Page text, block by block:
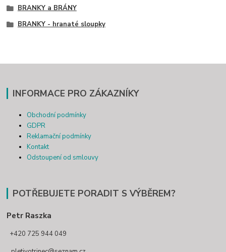
BRANKY a BRÁNY
BRANKY - hranaté sloupky
INFORMACE PRO ZÁKAZNÍKY
Obchodní podmínky
GDPR
Reklamační podmínky
Kontakt
Odstoupení od smlouvy
POTŘEBUJETE PORADIT S VÝBĚREM?
Petr Raszka
+420 725 944 049